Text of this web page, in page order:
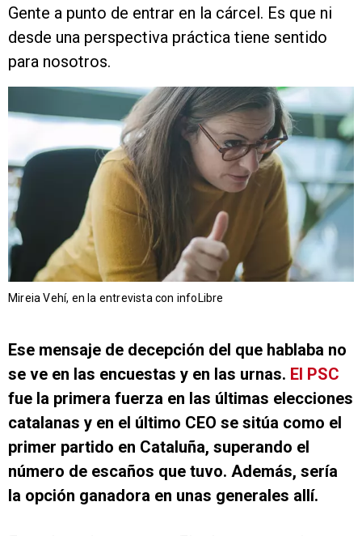
Gente a punto de entrar en la cárcel. Es que ni
desde una perspectiva práctica tiene sentido
para nosotros.
Mireia Vehí, en la entrevista con infoLibre
Ese mensaje de decepción del que hablaba no
se ve en las encuestas y en las urnas. El PSC
fue la primera fuerza en las últimas elecciones
catalanas y en el último CEO se sitúa como el
primer partido en Cataluña, superando el
número de escaños que tuvo. Además, sería
la opción ganadora en unas generales allí.